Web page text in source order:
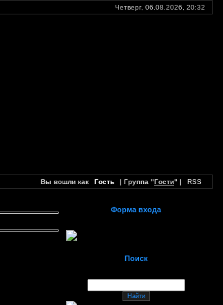
Четверг, 06.08.2026, 20:32
Вы вошли как Гость | Группа "Гости" | RSS
Форма входа
Поиск